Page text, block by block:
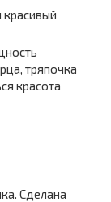
красивый
тряпочка
красота
Сделана